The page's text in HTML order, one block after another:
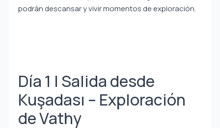
podrán descansar y vivir momentos de exploración.
Día 1 | Salida desde
Kuşadası – Exploración
de Vathy